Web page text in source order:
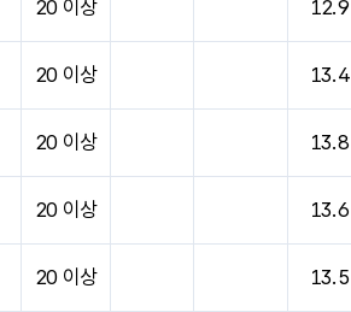
20 이상 12.9
20 이상 13.4
20 이상 13.8
20 이상 13.6
20 이상 13.5